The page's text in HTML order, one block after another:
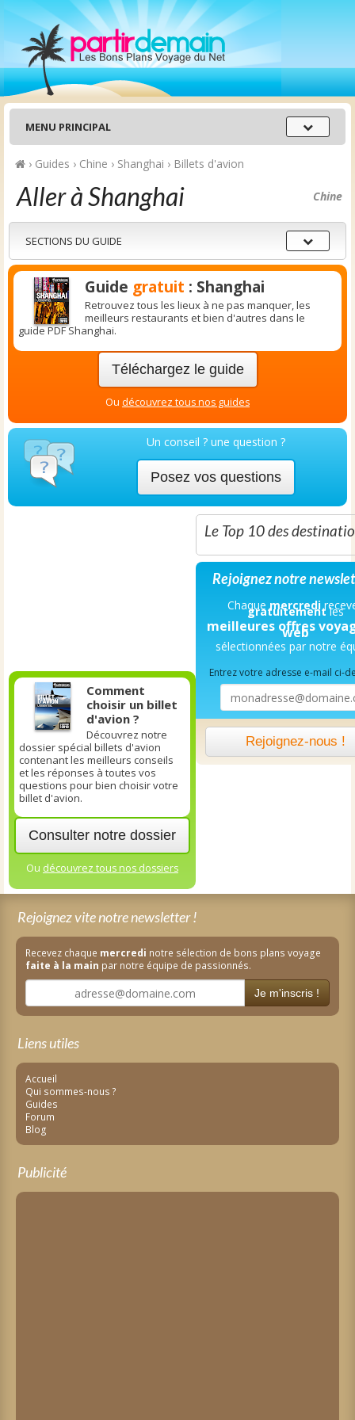
Menu
principal
MENU PRINCIPAL
› Guides › Chine › Shanghai › Billets d'avion
Chine
Aller à Shanghai
Sections
du
guide
SECTIONS DU GUIDE
Guide gratuit : Shanghai
Retrouvez tous les lieux à ne pas manquer, les
meilleurs restaurants et bien d'autres dans le
guide PDF Shanghai.
Téléchargez le guide
Ou découvrez tous nos guides
Un conseil ? une question ?
Posez vos questions
Comment
choisir un billet
d'avion ?
Découvrez notre
dossier spécial billets d'avion
contenant les meilleurs conseils
et les réponses à toutes vos
questions pour bien choisir votre
billet d'avion.
Consulter notre dossier
Ou découvrez tous nos dossiers
Le Top 10 des
Rejoignez notre
Chaquemercredi
gratuitementles
meilleures offres
web
sélectionnées par notre
Entrez votre adresse e-mail ci-
Rejoignez-nous !
Rejoignez vite notre newsletter !
Recevez chaque mercredi notre sélection de bons plans voyage
faite à la main par notre équipe de passionnés.
Je m'inscris !
Liens utiles
Accueil
Qui sommes-nous ?
Guides
Forum
Blog
Publicité